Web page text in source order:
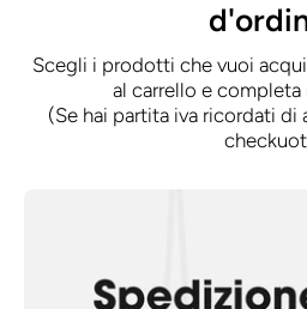
Scegli i prodotti che vuoi
al carrello e
(Se hai partita iva ricordati di